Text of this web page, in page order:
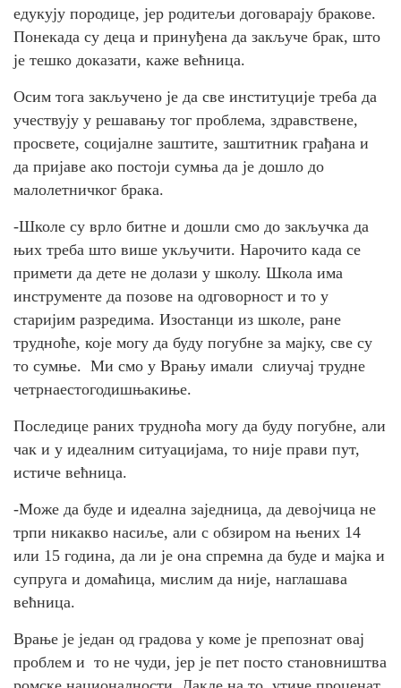
едукују породице, јер родитељи договарају бракове.
Понекада су деца и принуђена да закључе брак, што
је тешко доказати, каже већница.
Осим тога закључено је да све институције треба да
учествују у решавању тог проблема, здравствене,
просвете, социјалне заштите, заштитник грађана и
да пријаве ако постоји сумња да је дошло до
малолетничког брака.
-Школе су врло битне и дошли смо до закључка да
њих треба што више укључити. Нарочито када се
примети да дете не долази у школу. Школа има
инструменте да позове на одговорност и то у
старијим разредима. Изостанци из школе, ране
трудноће, које могу да буду погубне за мајку, све су
то сумње. Ми смо у Врању имали слиучај трудне
четрнаестогодишњакиње.
Последице раних трудноћа могу да буду погубне, али
чак и у идеалним ситуацијама, то није прави пут,
истиче већница.
-Може да буде и идеална заједница, да девојчица не
трпи никакво насиље, али с обзиром на њених 14
или 15 година, да ли је она спремна да буде и мајка и
супруга и домаћица, мислим да није, наглашава
већница.
Врање је један од градова у коме је препознат овај
проблем и то не чуди, јер је пет посто становништва